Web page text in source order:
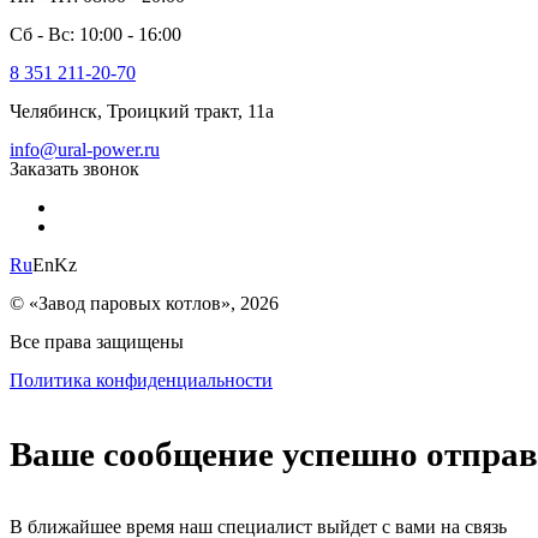
Сб - Вс: 10:00 - 16:00
8 351 211-20-70
Челябинск, Троицкий тракт, 11а
info@ural-power.ru
Заказать звонок
RuEnKz
© «Завод паровых котлов», 2026
Все права защищены
Политика конфиденциальности
Ваше сообщение успешно
В ближайшее время наш специалист выйдет с вами на связь